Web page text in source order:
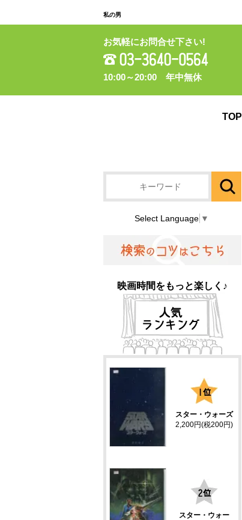
私の男
お気軽にお問合せ下さい!
10:00～20:00 年中無休
TOP
Select Language ▼
映画時間をもっと楽しく♪
スター・ウォーズ
2,200円(税200円)
スター・ウォー